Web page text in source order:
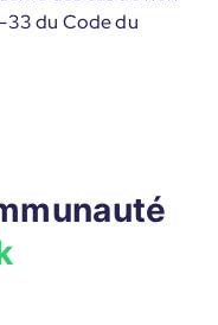
33 du Code du